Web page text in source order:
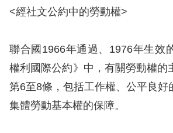
心
公
約
陳
<經社文公約中的勞動權>
聯合國1966年通過、1976年生效
權利國際公約》中，有關勞動權的
第6至8條，包括工作權、公平良好
集體勞動基本權的保障。